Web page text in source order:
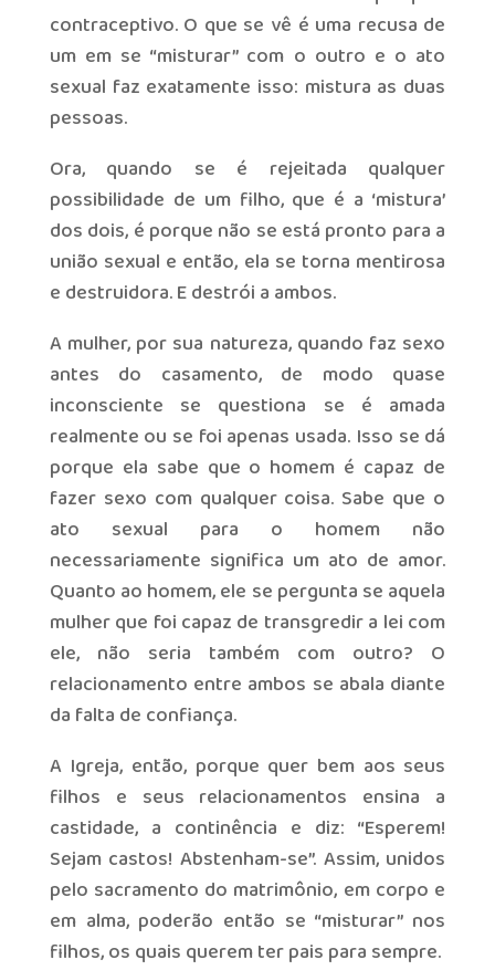
contraceptivo. O que se vê é uma recusa de
um em se “misturar” com o outro e o ato
sexual faz exatamente isso: mistura as duas
pessoas.
Ora, quando se é rejeitada qualquer
possibilidade de um filho, que é a ‘mistura’
dos dois, é porque não se está pronto para a
união sexual e então, ela se torna mentirosa
e destruidora. E destrói a ambos.
A mulher, por sua natureza, quando faz sexo
antes do casamento, de modo quase
inconsciente se questiona se é amada
realmente ou se foi apenas usada. Isso se dá
porque ela sabe que o homem é capaz de
fazer sexo com qualquer coisa. Sabe que o
ato sexual para o homem não
necessariamente significa um ato de amor.
Quanto ao homem, ele se pergunta se aquela
mulher que foi capaz de transgredir a lei com
ele, não seria também com outro? O
relacionamento entre ambos se abala diante
da falta de confiança.
A Igreja, então, porque quer bem aos seus
filhos e seus relacionamentos ensina a
castidade, a continência e diz: “Esperem!
Sejam castos! Abstenham-se”. Assim, unidos
pelo sacramento do matrimônio, em corpo e
em alma, poderão então se “misturar” nos
filhos, os quais querem ter pais para sempre.